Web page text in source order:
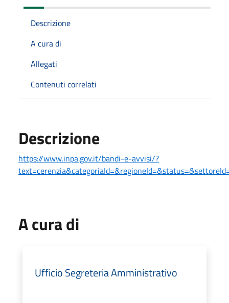
Descrizione
A cura di
Allegati
Contenuti correlati
Descrizione
https://www.inpa.gov.it/bandi-e-avvisi/?
A cura di
Ufficio Segreteria Amministrativo